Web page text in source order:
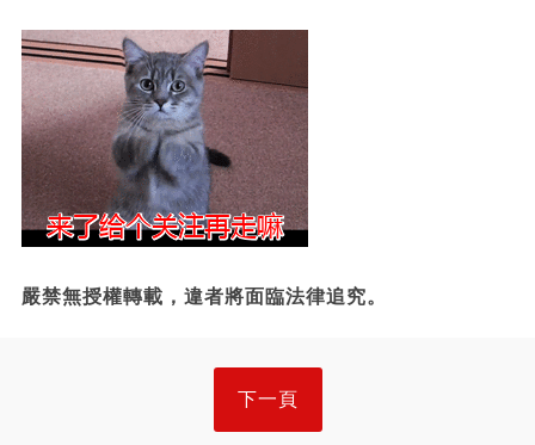
嚴禁無授權轉載，違者將面臨法律追究。
下一頁